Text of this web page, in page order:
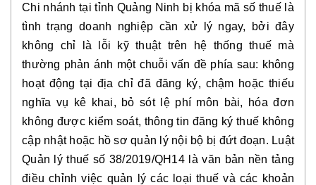
Chi nhánh tại tỉnh Quảng Ninh bị khóa mã số thuế là
tình trạng doanh nghiệp cần xử lý ngay, bởi đây
không chỉ là lỗi kỹ thuật trên hệ thống thuế mà
thường phản ánh một chuỗi vấn đề phía sau: không
hoạt động tại địa chỉ đã đăng ký, chậm hoặc thiếu
nghĩa vụ kê khai, bỏ sót lệ phí môn bài, hóa đơn
không được kiểm soát, thông tin đăng ký thuế không
cập nhật hoặc hồ sơ quản lý nội bộ bị đứt đoạn. Luật
Quản lý thuế số 38/2019/QH14 là văn bản nền tảng
điều chỉnh việc quản lý các loại thuế và các khoản